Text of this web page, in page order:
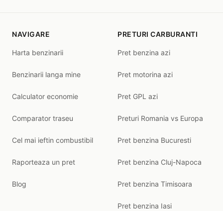
NAVIGARE
Harta benzinarii
Benzinarii langa mine
Calculator economie
Comparator traseu
Cel mai ieftin combustibil
Raporteaza un pret
Blog
PRETURI CARBURANTI
Pret benzina azi
Pret motorina azi
Pret GPL azi
Preturi Romania vs Europa
Pret benzina Bucuresti
Pret benzina Cluj-Napoca
Pret benzina Timisoara
Pret benzina Iasi